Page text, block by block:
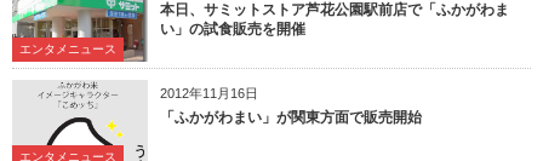
エンタメニュース
本日、サミットストア芦花公園駅前店で「ふかがわま
い」の試食販売を開催
2012年11月16日
エンタメニュース
「ふかがわまい」が関東方面で販売開始